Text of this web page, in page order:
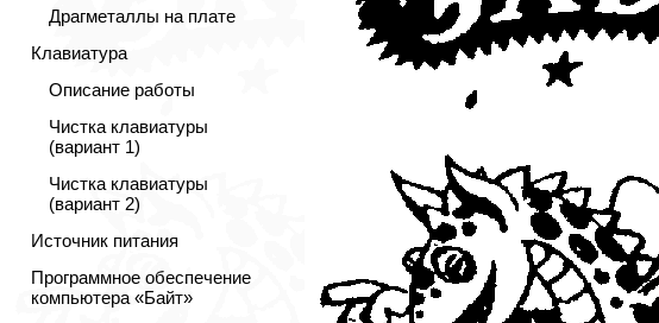
Драгметаллы на плате
Клавиатура
Описание работы
Чистка клавиатуры
(вариант 1)
Чистка клавиатуры
(вариант 2)
Источник питания
Программное обеспечение
компьютера «Байт»